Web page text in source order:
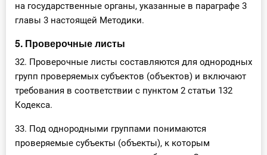
на государственные органы, указанные в параграфе 3
главы 3 настоящей Методики.
5. Проверочные листы
32. Проверочные листы составляются для однородных
групп проверяемых субъектов (объектов) и включают
требования в соответствии с пунктом 2 статьи 132
Кодекса.
33. Под однородными группами понимаются
проверяемые субъекты (объекты), к которым